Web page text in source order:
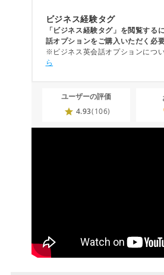
ビジネス経験タグ
「ビジネス経験タグ」を閲覧する
話オプションをご購入いただく必
※ビジネス英会話オプションにつ
ら
ユーザーの評価
4.93(106)